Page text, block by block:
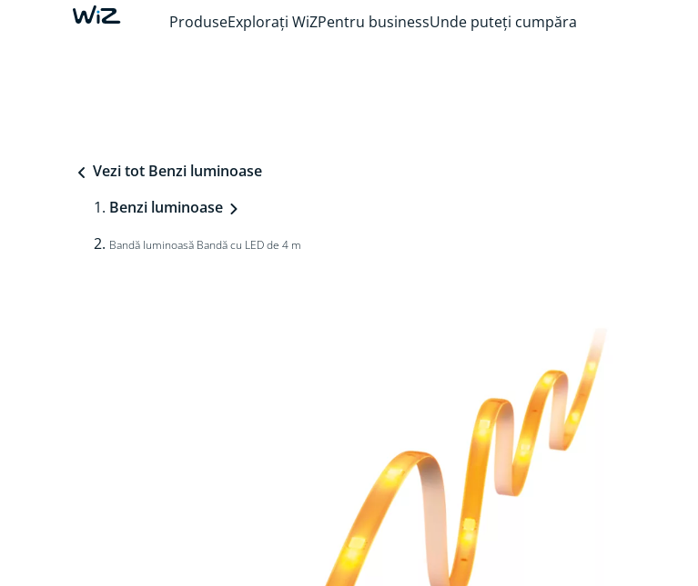
ProduseExplorați WiZPentru businessUnde puteți cumpăra
Vezi tot Benzi luminoase
Benzi luminoase
Bandă luminoasă Bandă cu LED de 4 m